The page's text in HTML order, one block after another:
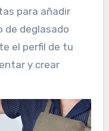
para añadir
de deglasado
el perfil de tu
y crear